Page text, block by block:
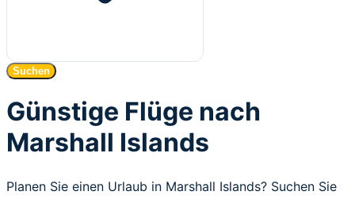
Suchen
Günstige Flüge nach
Marshall Islands
Planen Sie einen Urlaub in Marshall Islands? Suchen Sie